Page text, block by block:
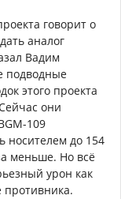
говорит о
аналог
Вадим
подводные
этого проекта
они
109
носителем до 154
меньше. Но всё
урон как
противника.